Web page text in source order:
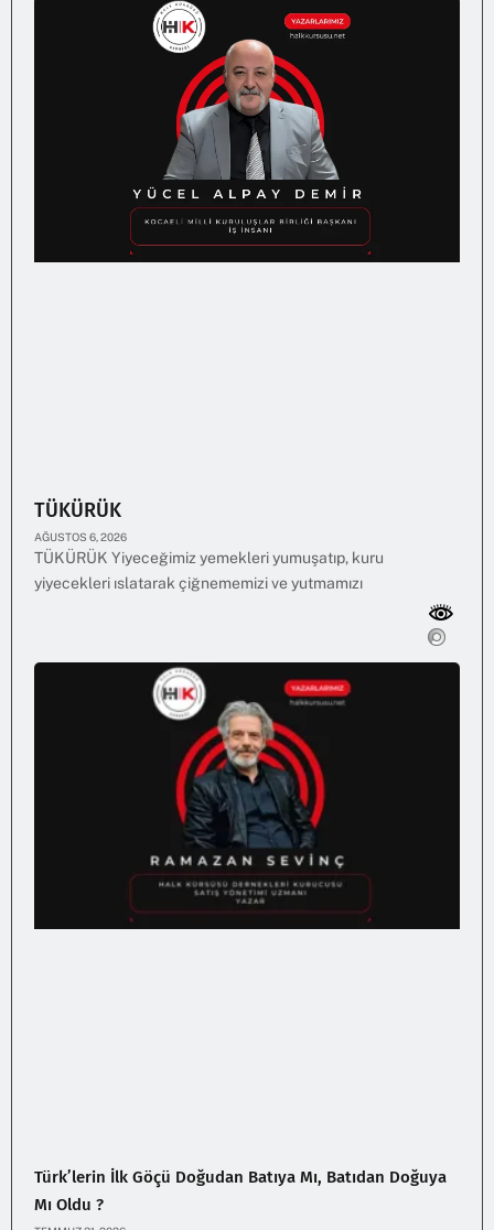
TÜKÜRÜK
AĞUSTOS 6, 2026
TÜKÜRÜK Yiyeceğimiz yemekleri yumuşatıp, kuru
yiyecekleri ıslatarak çiğnememizi ve yutmamızı
Türk’lerin İlk Göçü Doğudan Batıya Mı, Batıdan Doğuya
Mı Oldu ?